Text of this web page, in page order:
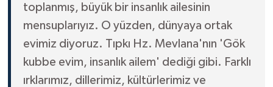
toplanmış, büyük bir insanlık ailesinin
mensuplarıyız. O yüzden, dünyaya ortak
evimiz diyoruz. Tıpkı Hz. Mevlana'nın 'Gök
kubbe evim, insanlık ailem' dediği gibi. Farklı
ırklarımız, dillerimiz, kültürlerimiz ve